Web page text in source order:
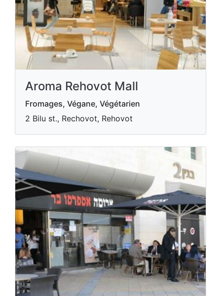
Aroma Rehovot Mall
Fromages, Végane, Végétarien
2 Bilu st., Rechovot, Rehovot